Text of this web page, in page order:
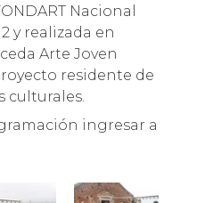
Nacional
y realizada en
Arte Joven
residente de
culturales.
ingresar a